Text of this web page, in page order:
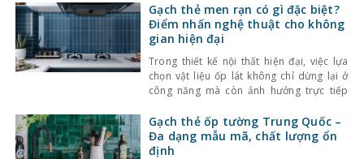
Gạch thẻ men rạn có gì đặc biệt?
Điểm nhấn nghệ thuật cho không
gian hiện đại
Trong thiết kế nội thất hiện đại, việc lựa
chọn vật liệu ốp lát không chỉ dừng lại ở
công năng mà còn ảnh hưởng trực tiếp
Một trong những lựa chọn nổi bật gần đây
là gạch thẻ men rạn – dòng gạch ốp lát
Gạch thẻ ốp tường Trung Quốc –
Đa dạng mẫu mã, chất lượng ổn
định